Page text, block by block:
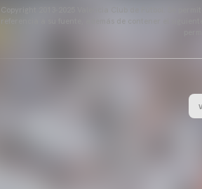
Copyright 2013-2025 Valencia Club de Fútbol. Se
referencia a su fuente, además de contener el